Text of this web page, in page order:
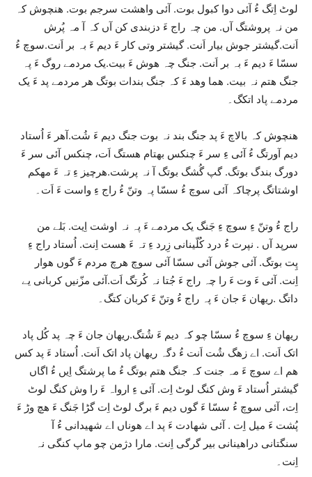
لوٹ اِتگ ءُ آئی دوا کبول بوت. آئی واھشت سرجم بوت. ھنچوش کہ
من نہ پروشتگ آں. من چہ راج ءَ دزبندی کن آں کہ آ مہ پُرش
اَنت.گیشتر جوش بیار اَنت. گیشتر وتی کار ءَ دیم ءَ بہ بر اَنت.سوچ ءُ
سسّا ءَ دیم ءَ بہ بر اَنت. جنگ چہ ھوش ءَ بیت.یک مردمے روگ ءَ پہ
جنگ ھتم نہ بیت. ھما وھد ءَ کہ جنگ بندات بوتگ ھر مردمے پد ءَ یک
مردمے پاد اتکگ۔
ھنچوش کہ بالاچ ءَ پد جنگ بند نہ بوت جنگ دیم ءَ شُت.آھر ءَ اُستاد
دیم آورتگ ءُ آئی ءِ سر ءَ چنکس بھتام ھستگ اَت، چنکس آئی سر ءَ
دورگ بندگ بوتگ. گپ گُشگ بوتگ آ نہ پرشت.ھرچیز ءِ تہ ءَ مھکم
اوشتاتگ پرچاکہ آئی سوچ ءُ سسّا پہ وتنّ ءُ راج ءِ واست ءَ اَت۔
راج ءُ وتنّ ءِ سوچ ءِ جَنگ یک مردمے ءَ پہ نہ اوشت اِیت. بَلے من
سرپد آں . نپرت ءُ درد کُلّینانی زِرد ءِ تہ ءَ ھست اِنت. اُستاد راج ءِ
پِت بوتگ. آئی جوش آئی سسّا آئی سوچ ھرچ مردم ءَ گوں ھوار
اِنت. آئی ءَ وت ءَ را چہ راج ءَ جُتا نہ کُرتگ اَت.آئی مزّنیں کربانی یے
داتگ .ریھان ءَ جان ءَ پہ راج ءُ وتنّ ءَ کربان کتگ۔
ریھان ءِ سوچ ءُ سسّا چو کہ دیم ءَ شُتگ.ریھان جان ءَ چہ پد کُل پاد
اتک اَنت. اے زھگ شُت اَنت ءُ دگہ ریھان پاد اتک اَنت. اُستاد ءَ پد کس
ھم اے سوچ ءَ مہ جنت کہ جنگ ھتم بوتگ ءُ ما پرشتگ اِیں ءُ اگاں
گیشتر اُستاد ءَ وش کنگ لوٹ اِت. آئی ءِ ارواہ ءَ را وش کنگ لوٹ
اِت، آئی سوچ ءُ سسّا ءَ گوں دیم ءَ برگ لوٹ اِت گڑا جَنگ ءَ ھچ وڑ ءَ
پُشت ءَ میل اِت . آئی شھادت ءَ پد اے ھوناں اے شھیدانی ءُ آ
سنگتانی دراھینانی بیر گرگی اِنت. مارا دژمن چو ماپ کنگی نہ
اِنت۔